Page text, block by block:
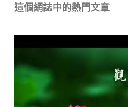
書描述的現象有感而發的回應
https://
EP1：定義、好處與實際練習
買快篩劑嗎?
這個網誌中的熱門文章